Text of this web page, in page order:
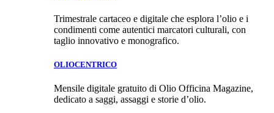
Trimestrale cartaceo e digitale che esplora l’olio e i
condimenti come autentici marcatori culturali, con
taglio innovativo e monografico.
OLIOCENTRICO
Mensile digitale gratuito di Olio Officina Magazine,
dedicato a saggi, assaggi e storie d’olio.